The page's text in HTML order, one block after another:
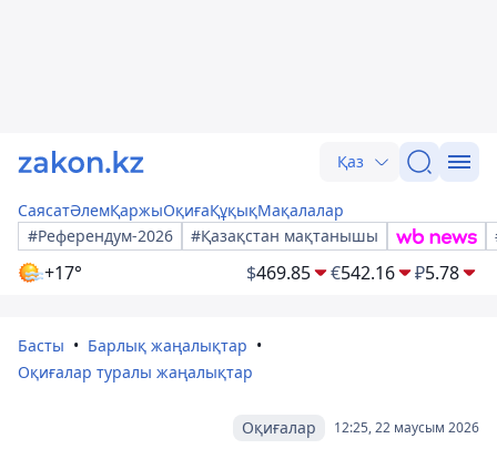
Қаз
СаясатӘлемҚаржыОқиғаҚұқықМақалалар
#Референдум-2026
#Қазақстан мақтанышы
+17° $469.85 €542.16 ₽5.78
Басты
Барлық жаңалықтар
Оқиғалар туралы жаңалықтар
12:25, 22 маусым 2026
Оқиғалар